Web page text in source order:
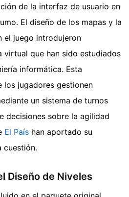
de la interfaz de usuario en
El diseño de los mapas y la
el juego introdujeron
que han sido estudiados
informática. Esta
los jugadores gestionen
un sistema de turnos
decisiones sobre la agilidad
El País han aportado su
cuestión.
Diseño de Niveles